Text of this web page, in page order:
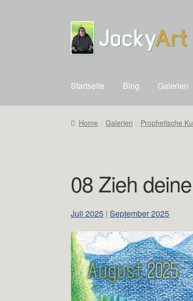
Zur
Navigation
springen
Zum
Inhalt
springen
Startseite Blog Galerien
Home Galerien Prophetische
08 Zieh
Juli 2025 | September 2025